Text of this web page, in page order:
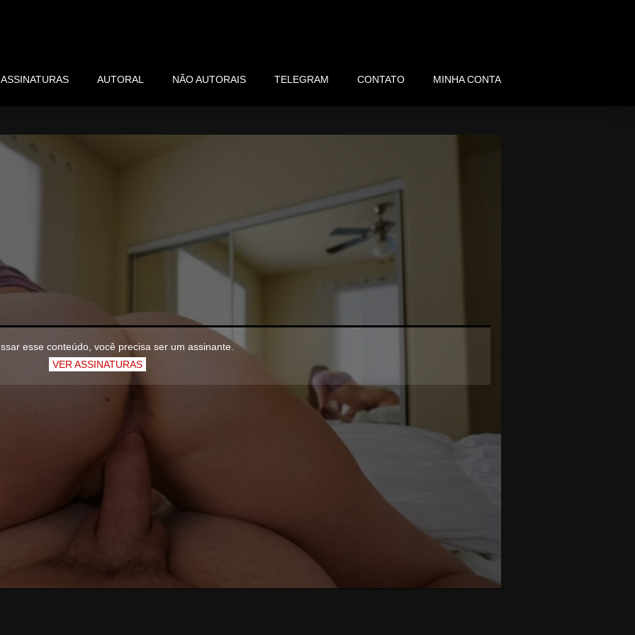
ASSINATURAS AUTORAL NÃO AUTORAIS TELEGRAM CONTATO MINHA CONTA
esse conteúdo, você precisa ser um assinante.
VER ASSINATURAS